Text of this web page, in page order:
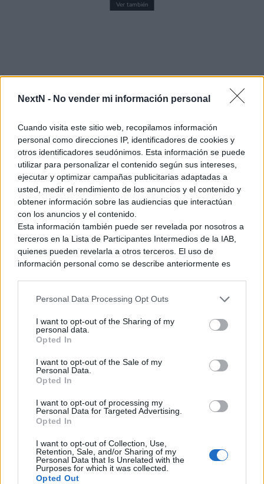
NextN - No vender mi información personal
Cuando visita este sitio web, recopilamos información
personal como direcciones IP, identificadores de cookies y
otros identificadores seudónimos. Esta información se puede
utilizar para personalizar el contenido según sus intereses,
ejecutar y optimizar campañas publicitarias adaptadas a
usted, medir el rendimiento de los anuncios y el contenido y
obtener información sobre las audiencias que interactúan
con los anuncios y el contenido.
Esta información también puede ser revelada por nosotros a
terceros en la Lista de Participantes Intermedios de la IAB,
quienes pueden revelarla a otros terceros. El uso de
información personal como se describe anteriormente es
generamos contenido relevante para nuestra audiencia.
recopilación y uso de datos en nuestra Política de
Privacidad.
terceros por nuestra parte, utilice la siguiente opción de
exclusión y confirme su selección. Tenga en cuenta que
después de que se procese su solicitud de exclusión, es
posible que continúe viendo anuncios basados en intereses
basados en la información personal utilizada por nosotros o
en información personal divulgada a terceros antes de su
Puede optar por no participar en la divulgación adicional de
su información personal por parte de terceros en la Lista de
participantes intermedios de la IAB.
Personal Data Processing Opt Outs
I want to opt-out of the Sharing of my
personal data.
Opted In
I want to opt-out of the Sale of my
Personal Data.
Opted In
I want to opt-out of processing my
Personal Data for Targeted Advertising.
Opted In
I want to opt-out of Collection, Use,
Retention, Sale, and/or Sharing of my
Personal Data that Is Unrelated with the
Purposes for which it was collected.
Opted Out
Ver también
alias79
Webmaster, Jefe de redacción
Rafa Mañas Enríquez
. Soy fundador,
webmaster y redactor jefe de NextN.es, medio
especializado en Nintendo desde 2011. Desde
entonces he publicado más de 12.000 artículos
centrados en actualidad, análisis y hardware de
la compañía japonesa, siguiendo cada
generación de consolas y sus lanzamientos.
Además de dirigir el medio, creo y dirijo el
podcast de NextN que cuenta con cerca de un